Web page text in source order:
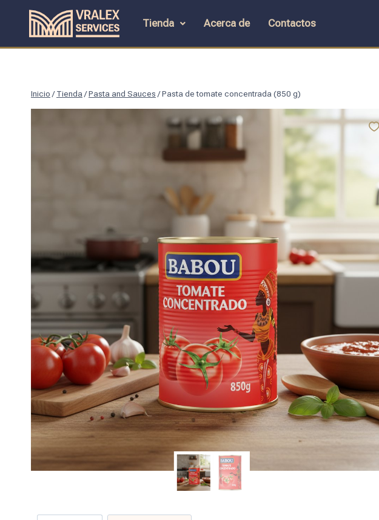
Tienda Acerca de Contactos
Inicio / Tienda /Pasta and Sauces /Pasta de tomate concentrada (850 g)